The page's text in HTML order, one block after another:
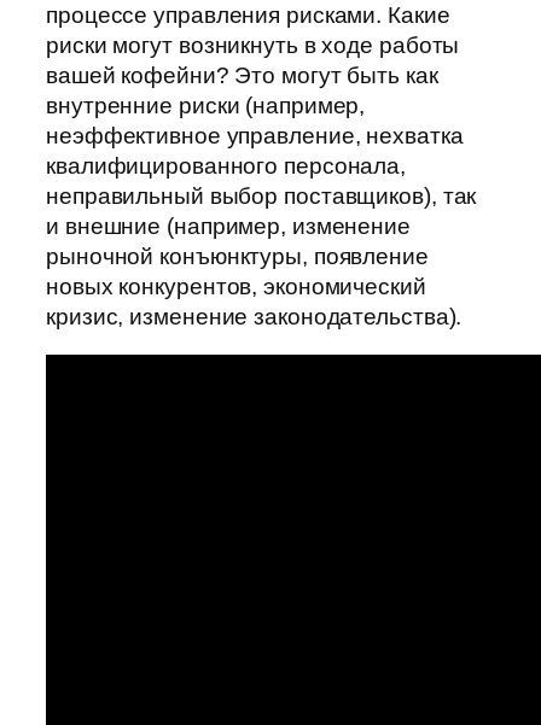
процессе управления рисками. Какие
риски могут возникнуть в ходе работы
вашей кофейни? Это могут быть как
внутренние риски (например,
неэффективное управление, нехватка
квалифицированного персонала,
неправильный выбор поставщиков), так
и внешние (например, изменение
рыночной конъюнктуры, появление
новых конкурентов, экономический
кризис, изменение законодательства).